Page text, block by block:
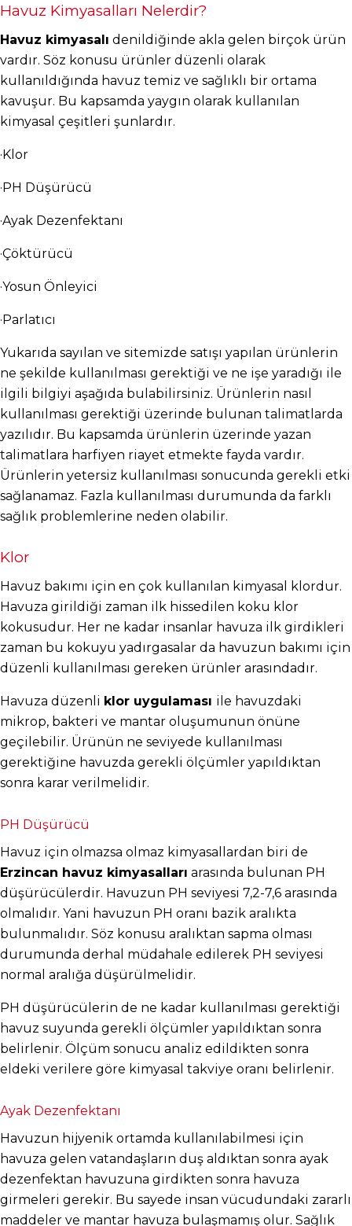
Havuz Kimyasalları Nelerdir?
Havuz kimyasalı denildiğinde akla gelen birçok ürün
vardır. Söz konusu ürünler düzenli olarak
kullanıldığında havuz temiz ve sağlıklı bir ortama
kavuşur. Bu kapsamda yaygın olarak kullanılan
kimyasal çeşitleri şunlardır.
·Klor
·PH Düşürücü
·Ayak Dezenfektanı
·Çöktürücü
·Yosun Önleyici
·Parlatıcı
Yukarıda sayılan ve sitemizde satışı yapılan ürünlerin
ne şekilde kullanılması gerektiği ve ne işe yaradığı ile
ilgili bilgiyi aşağıda bulabilirsiniz. Ürünlerin nasıl
kullanılması gerektiği üzerinde bulunan talimatlarda
yazılıdır. Bu kapsamda ürünlerin üzerinde yazan
talimatlara harfiyen riayet etmekte fayda vardır.
Ürünlerin yetersiz kullanılması sonucunda gerekli etki
sağlanamaz. Fazla kullanılması durumunda da farklı
sağlık problemlerine neden olabilir.
Klor
Havuz bakımı için en çok kullanılan kimyasal klordur.
Havuza girildiği zaman ilk hissedilen koku klor
kokusudur. Her ne kadar insanlar havuza ilk girdikleri
zaman bu kokuyu yadırgasalar da havuzun bakımı için
düzenli kullanılması gereken ürünler arasındadır.
Havuza düzenli klor uygulaması ile havuzdaki
mikrop, bakteri ve mantar oluşumunun önüne
geçilebilir. Ürünün ne seviyede kullanılması
gerektiğine havuzda gerekli ölçümler yapıldıktan
sonra karar verilmelidir.
PH Düşürücü
Erzincan havuz kimyasalları arasında bulunan PH
düşürücülerdir. Havuzun PH seviyesi 7,2-7,6 arasında
olmalıdır. Yani havuzun PH oranı bazik aralıkta
bulunmalıdır. Söz konusu aralıktan sapma olması
durumunda derhal müdahale edilerek PH seviyesi
normal aralığa düşürülmelidir.
PH düşürücülerin de ne kadar kullanılması gerektiği
havuz suyunda gerekli ölçümler yapıldıktan sonra
belirlenir. Ölçüm sonucu analiz edildikten sonra
eldeki verilere göre kimyasal takviye oranı belirlenir.
Ayak Dezenfektanı
Havuzun hijyenik ortamda kullanılabilmesi için
havuza gelen vatandaşların duş aldıktan sonra ayak
dezenfektan havuzuna girdikten sonra havuza
girmeleri gerekir. Bu sayede insan vücudundaki zararlı
maddeler ve mantar havuza bulaşmamış olur. Sağlık